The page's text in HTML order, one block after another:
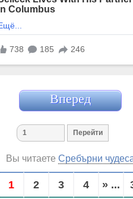
Вперед
Вы читаете Сребърни
1 2 3 4 » ...